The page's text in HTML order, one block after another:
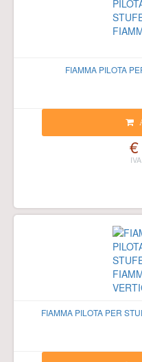
FIAMMA PILOTA
€
FIAMMA PILOTA PER